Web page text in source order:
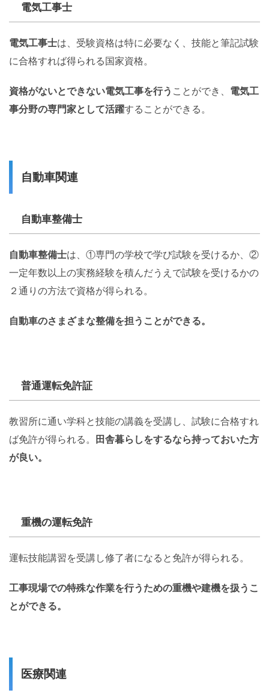
電気工事士
電気工事士は、受験資格は特に必要なく、技能と筆記試験
に合格すれば得られる国家資格。
資格がないとできない電気工事を行う ことができ、 電気工
事分野の専門家として活躍することができる。
自動車関連
自動車整備士
自動車整備士は、①専門の学校で学び試験を受けるか、②
一定年数以上の実務経験を積んだうえで試験を受けるかの
２通りの方法で資格が得られる。
自動車のさまざまな整備を担うことができる。
普通運転免許証
教習所に通い学科と技能の講義を受講し、試験に合格すれ
ば免許が得られる。
田舎暮らしをするなら持っておいた方
が良い。
重機の運転免許
運転技能講習を受講し修了者になると免許が得られる。
工事現場での特殊な作業を行うための重機や建機を扱うこ
とができる。
医療関連